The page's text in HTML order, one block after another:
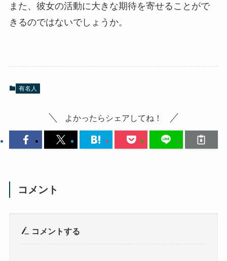
また、彼女の活動に大きな期待を寄せることがで
きるのではないでしょうか。
有名人
よかったらシェアしてね！
コメント
コメントする